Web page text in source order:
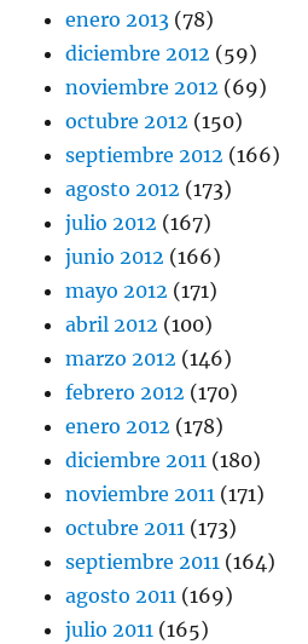
enero 2013 (78)
diciembre 2012 (59)
noviembre 2012 (69)
octubre 2012 (150)
septiembre 2012 (166)
agosto 2012 (173)
julio 2012 (167)
junio 2012 (166)
mayo 2012 (171)
abril 2012 (100)
marzo 2012 (146)
febrero 2012 (170)
enero 2012 (178)
diciembre 2011 (180)
noviembre 2011 (171)
octubre 2011 (173)
septiembre 2011 (164)
agosto 2011 (169)
julio 2011 (165)